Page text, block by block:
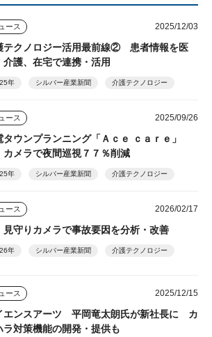
ース 2025/12/03
テクノロジー活用最前線② 患者情報を医
介護、在宅で連携・活用
年 シルバー産業新聞 介護テクノロジー
ース 2025/09/26
タウンプランニング「Ａｃｅ ｃａｒｅ」
カメラで夜間巡視７７％削減
年 シルバー産業新聞 介護テクノロジー
ース 2026/02/17
見守りカメラで事故要因を分析・改善
年 シルバー産業新聞 介護テクノロジー
ース 2025/12/15
エンスアーツ 平岡竜太朗氏が新社長に カ
ラ対策機能の開発・提供も